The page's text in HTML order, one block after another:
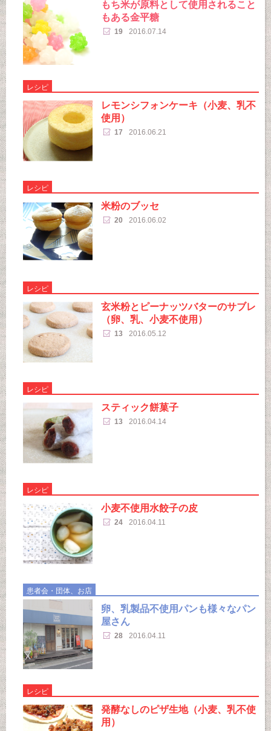
もち米が原料として使用されること
もある金平糖
19 2016.07.14
レシピ
レモンシフォンケーキ（小麦、乳不
使用）
17 2016.06.21
レシピ
米粉のブッセ
20 2016.06.02
レシピ
玄米粉とピーナッツバターのサブレ
（卵、乳、小麦不使用）
13 2016.05.12
レシピ
スティック餅菓子
13 2016.04.14
レシピ
小麦不使用水餃子の皮
24 2016.04.11
患者会・団体、お店
卵、乳製品不使用パンも様々なパン
屋さん
28 2016.04.11
レシピ
発酵なしのピザ生地（小麦、乳不使
用）